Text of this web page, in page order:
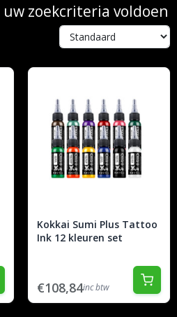
zoekcriteria voldoen
Kokkai Sumi Plus Tattoo
Ink 12 kleuren set
€108,84inc btw